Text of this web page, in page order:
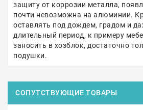
защиту от коррозии металла,
почти невозможна на алюминии.
оставлять под дождем, градом и
длительный период, к примеру
заносить в хозблок, достаточно
подушки.
СОПУТСТВУЮЩИЕ ТОВАРЫ